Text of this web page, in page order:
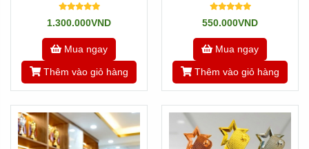
1.300.000VND
Mua ngay
Thêm vào giỏ hàng
550.000VND
Mua ngay
Thêm vào giỏ hàng